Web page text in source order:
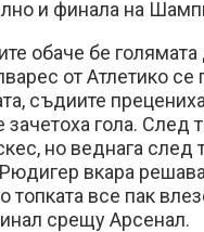
и финала на
обаче бе
от Атлетико се
съдиите
зачетоха гола. След
но веднага след
вкара
топката все пак
срещу Арсенал.